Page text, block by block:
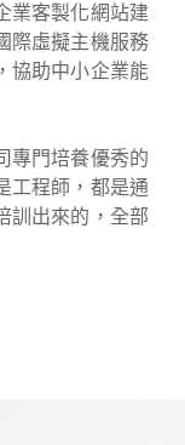
業客製化網站建
際虛擬主機服務
協助中小企業能
專門培養優秀的
工程師，都是通
訓出來的，全部